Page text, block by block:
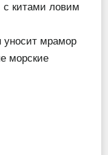
китами ловим
уносит мрамор
морские